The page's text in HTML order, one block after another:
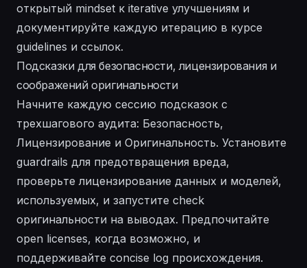
открытый mindset к iterative улучшениям и
документируйте каждую итерацию в курсе
guidelines и ссылок.
Подсказки для безопасности, лицензирования и
соображений оригинальности
Начните каждую сессию подсказок с
трехшагового аудита: Безопасность,
Лицензирование и Оригинальность. Установите
guardrails для предотвращения вреда,
проверьте лицензирование данных и моделей,
используемых, и запустите check
оригинальности на выводах. Предпочитайте
open licenses, когда возможно, и
поддерживайте concise log происхождения.